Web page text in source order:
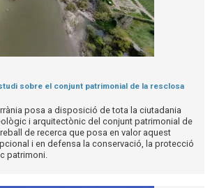
sobre el conjunt patrimonial de la resclosa
posa a disposició de tota la ciutadania
i arquitectònic del conjunt patrimonial de
de recerca que posa en valor aquest
i en defensa la conservació, la protecció
patrimoni.